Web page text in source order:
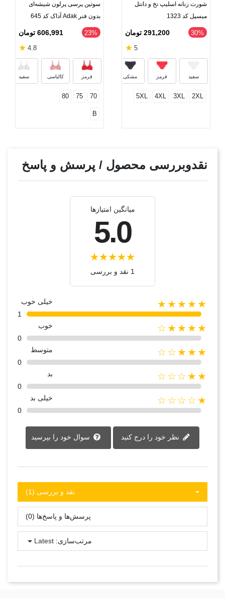
شورت زنانه اسلیپ نخ و دانتل
میسپل کد 1323
‎30% 291,200 تومان
5
★
سفید قرمز مشکی
زرشکی
2XL
3XL
4XL
5XL
سوتین پرسی پرلون شیشه‌ای
بدون فنر Adak آداک کد 645
‎23% 606,991 تومان
4.8
★
قرمز کالباسی سفید
70
75
80
B
نقدوبررسی محصول / پرسش و پاسخ
میانگین امتیازها
5.0
1 نقد و بررسی
★★★★★
خیلی خوب
1
★★★★☆
خوب
0
★★★☆☆
متوسط
0
★★☆☆☆
بد
0
★☆☆☆☆
خیلی بد
0
سوال خود را بپرسید
نقد و بررسی‌‌ (1)
پرسش‌ها و پاسخ‌ها (0)
مرتب‌سازی: Latest